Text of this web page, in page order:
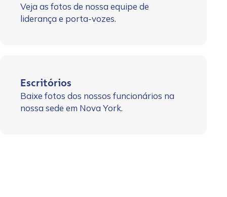
Veja as fotos de nossa equipe de
liderança e porta-vozes.
Escritórios
Baixe fotos dos nossos funcionários na
nossa sede em Nova York.